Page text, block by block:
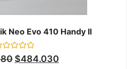
Neo Evo 410 Handy II
$484.030